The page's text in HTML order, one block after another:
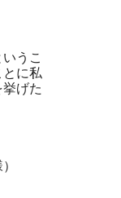
うこ
に私
げた